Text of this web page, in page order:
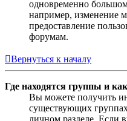
одновременно
например, изменение
предоставление
форумам.
Вернуться к началу
Где находятся группы и
Вы можете получить
существующих
личном разделе. Если